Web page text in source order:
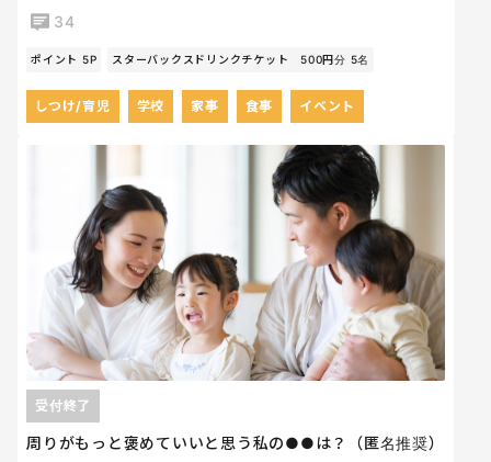
34
ポイント 5P スターバックスドリンクチケット 500円分 5名
しつけ/育児 学校 家事 食事 イベント
周りがもっと褒めていいと思う私の●●は？（匿名推奨）
受付終了